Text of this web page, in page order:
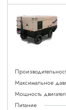
Максимальное
Мощность
Питание